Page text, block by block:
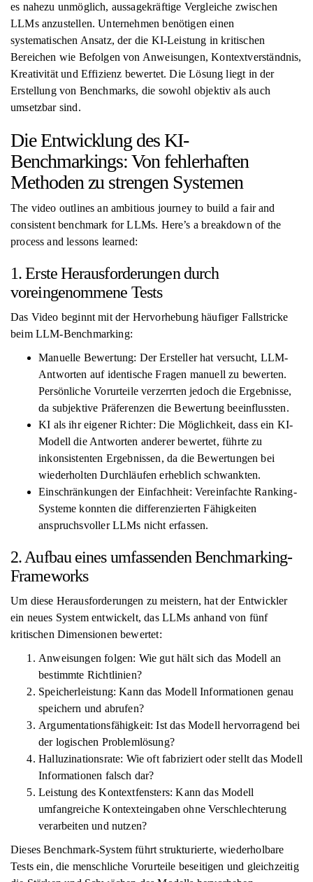
es nahezu unmöglich, aussagekräftige Vergleiche zwischen
LLMs anzustellen. Unternehmen benötigen einen
systematischen Ansatz, der die KI-Leistung in kritischen
Bereichen wie Befolgen von Anweisungen, Kontextverständnis,
Kreativität und Effizienz bewertet. Die Lösung liegt in der
Erstellung von Benchmarks, die sowohl objektiv als auch
umsetzbar sind.
Die Entwicklung des KI-
Benchmarkings: Von fehlerhaften
Methoden zu strengen Systemen
The video outlines an ambitious journey to build a fair and
consistent benchmark for LLMs. Here’s a breakdown of the
process and lessons learned:
1. Erste Herausforderungen durch
voreingenommene Tests
Das Video beginnt mit der Hervorhebung häufiger Fallstricke
beim LLM-Benchmarking:
Manuelle Bewertung: Der Ersteller hat versucht, LLM-
Antworten auf identische Fragen manuell zu bewerten.
Persönliche Vorurteile verzerrten jedoch die Ergebnisse,
da subjektive Präferenzen die Bewertung beeinflussten.
KI als ihr eigener Richter: Die Möglichkeit, dass ein KI-
Modell die Antworten anderer bewertet, führte zu
inkonsistenten Ergebnissen, da die Bewertungen bei
wiederholten Durchläufen erheblich schwankten.
Einschränkungen der Einfachheit: Vereinfachte Ranking-
Systeme konnten die differenzierten Fähigkeiten
anspruchsvoller LLMs nicht erfassen.
2. Aufbau eines umfassenden Benchmarking-
Frameworks
Um diese Herausforderungen zu meistern, hat der Entwickler
ein neues System entwickelt, das LLMs anhand von fünf
kritischen Dimensionen bewertet:
Anweisungen folgen: Wie gut hält sich das Modell an
bestimmte Richtlinien?
Speicherleistung: Kann das Modell Informationen genau
speichern und abrufen?
Argumentationsfähigkeit: Ist das Modell hervorragend bei
der logischen Problemlösung?
Halluzinationsrate: Wie oft fabriziert oder stellt das Modell
Informationen falsch dar?
Leistung des Kontextfensters: Kann das Modell
umfangreiche Kontexteingaben ohne Verschlechterung
verarbeiten und nutzen?
Dieses Benchmark-System führt strukturierte, wiederholbare
Tests ein, die menschliche Vorurteile beseitigen und gleichzeitig